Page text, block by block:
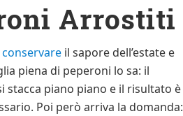
Arrostiti
conservare il sapore dell’estate e
piena di peperoni lo sa: il
stacca piano piano e il risultato è
Poi però arriva la domanda: